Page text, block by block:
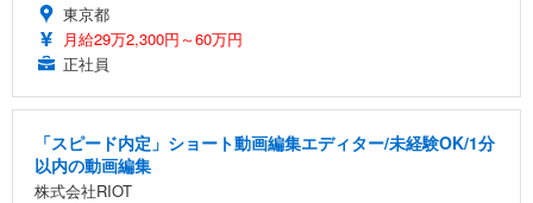
東京都
月給29万2,300円～60万円
正社員
「スピード内定」ショート動画編集エディター/未経験OK/1分
以内の動画編集
株式会社RIOT